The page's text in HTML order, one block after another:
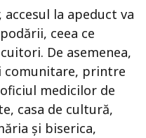
la apeduct va
ceea ce
De asemenea,
printre
medicilor de
casa de cultură,
și biserica,